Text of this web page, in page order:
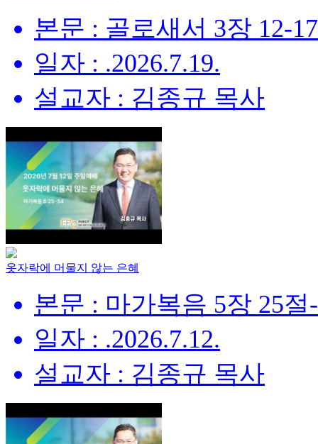
본문 : 골로새서 3장 12-
일자 : .2026.7.19.
설교자 : 김종규 목사
옷자락에 머물지 않는 은혜
본문 : 마가복음 5장 25절
일자 : .2026.7.12.
설교자 : 김종규 목사